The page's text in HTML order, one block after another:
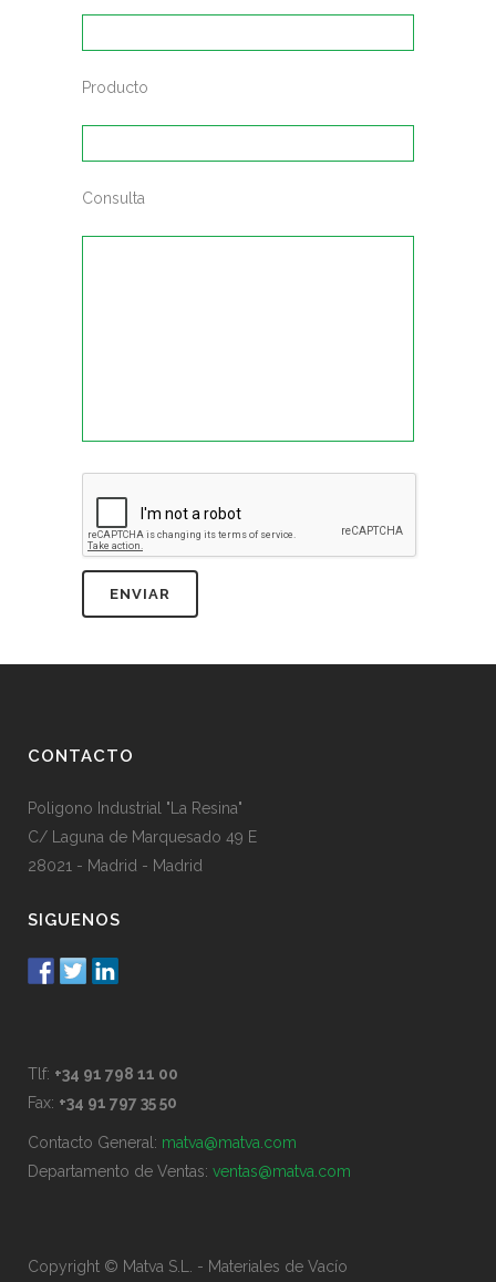
Producto
Consulta
CONTACTO
Poligono Industrial "La Resina"
C/ Laguna de Marquesado 49 E
28021 - Madrid - Madrid
SIGUENOS
Tlf: +34 91 798 11 00
Fax: +34 91 797 35 50
Contacto General: matva@matva.com
Departamento de Ventas: ventas@matva.com
Copyright © Matva S.L. - Materiales de Vacío